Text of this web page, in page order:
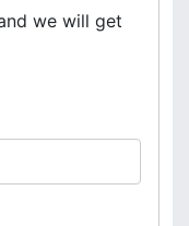
we will get